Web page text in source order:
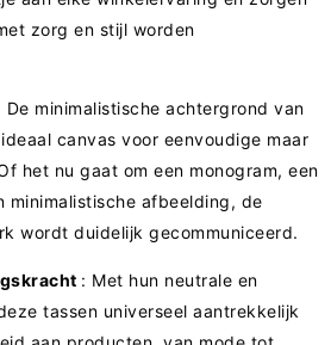
zorg en stijl worden
De minimalistische achtergrond van
canvas voor eenvoudige maar
het nu gaat om een ​​monogram, een
minimalistische afbeelding, de
wordt duidelijk gecommuniceerd.
: Met hun neutrale en
tassen universeel aantrekkelijk